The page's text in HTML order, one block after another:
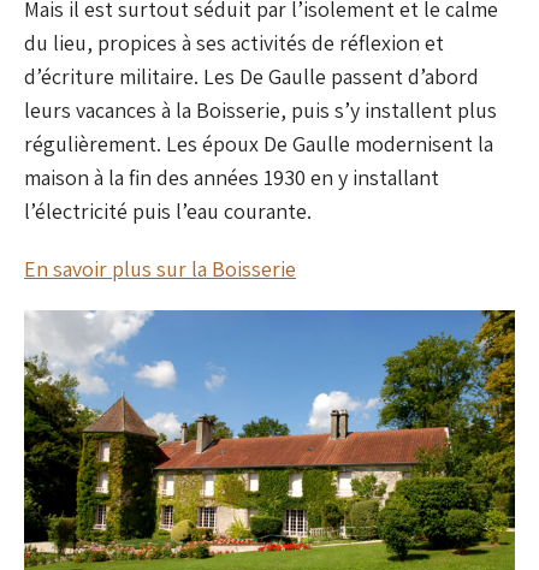
Mais il est surtout séduit par l’isolement et le calme
du lieu, propices à ses activités de réflexion et
d’écriture militaire. Les De Gaulle passent d’abord
leurs vacances à la Boisserie, puis s’y installent plus
régulièrement. Les époux De Gaulle modernisent la
maison à la fin des années 1930 en y installant
l’électricité puis l’eau courante.
En savoir plus sur la Boisserie